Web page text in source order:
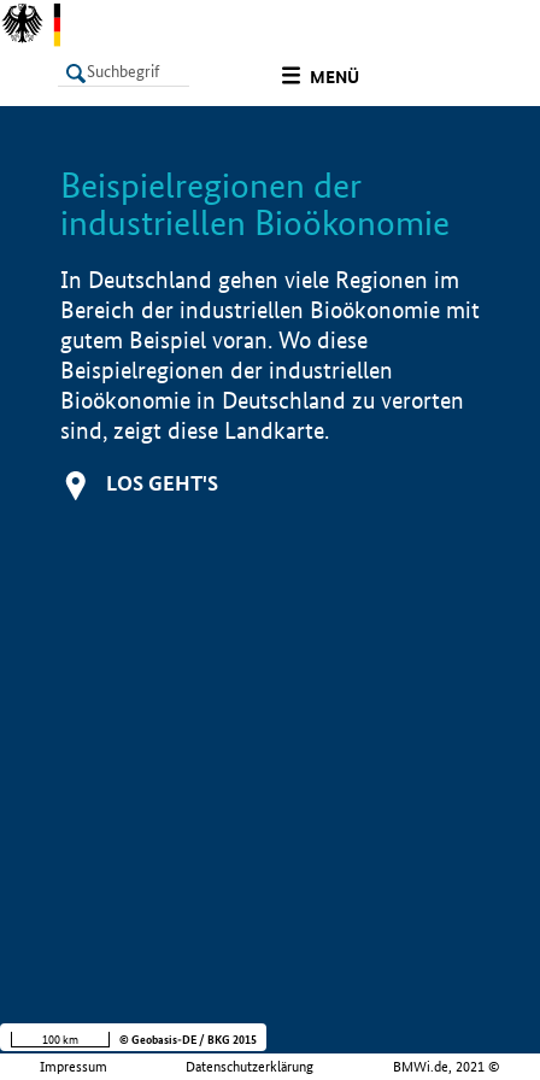
MENÜ
LISTE
Beispielregionen der
industriellen Bioökonomie
In Deutschland gehen viele Regionen im
Bereich der industriellen Bioökonomie mit
gutem Beispiel voran. Wo diese
Beispielregionen der industriellen
Bioökonomie in Deutschland zu verorten
sind, zeigt diese Landkarte.
LOS GEHT'S
Impressum Datenschutzerklärung BMWi.de, 2021 ©
100 km © Geobasis-DE / BKG 2015